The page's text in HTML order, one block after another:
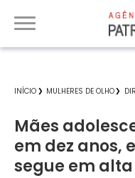
INÍCIO MULHERES DE OLHO
Mães
em dez anos,
segue em alta